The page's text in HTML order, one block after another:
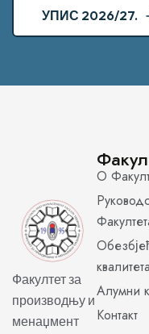
УПИС 2026/27.
Факултет за
производњу и
менаџмент
О
квалитета
Алумни
Контакт